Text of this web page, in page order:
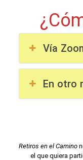
Vía
En otro
Retiros en el Camino
el que quiera